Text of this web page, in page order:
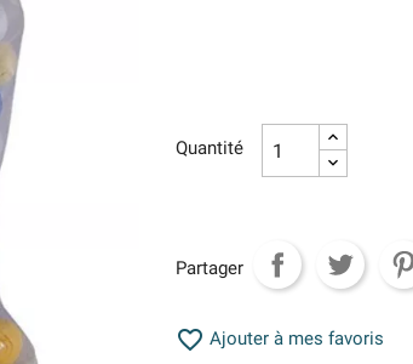
Quantité
Partager
 Ajouter à mes favoris